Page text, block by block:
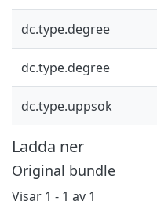
dc.type.degree
dc.type.degree
dc.type.uppsok
Ladda ner
Original bundle
Visar 1 - 1 av 1